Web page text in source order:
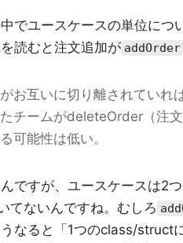
でユースケースの単位に
読むと注文追加が addOrder
お互いに切り離されてい
チームがdeleteOrder（注
可能性は低い。
ですが、ユースケースは2
てないんですね。むしろ
なると「1つのclass/struct